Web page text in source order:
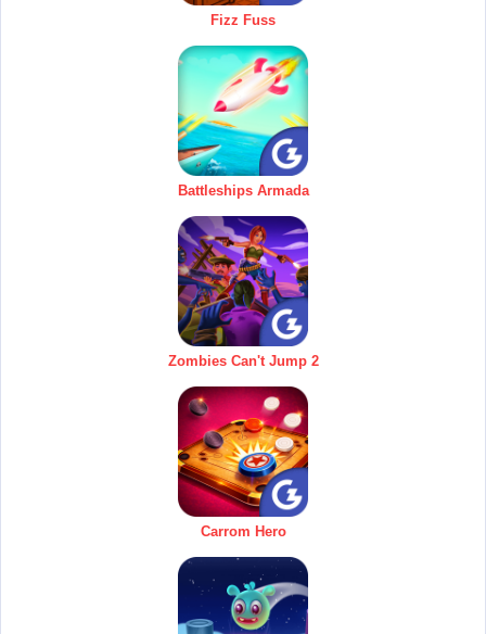
Fizz Fuss
Battleships Armada
Zombies Can't Jump 2
Carrom Hero